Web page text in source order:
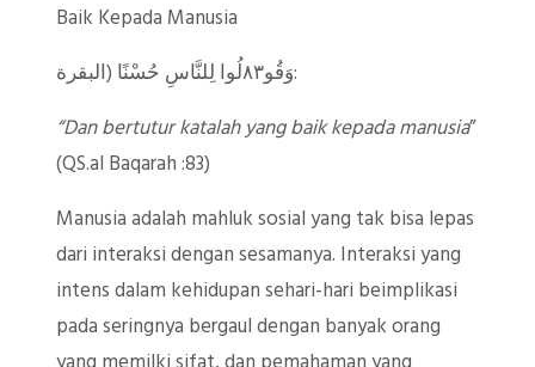
Baik Kepada Manusia
وَقُو٨٣لُوا لِلنَّاسِ حُسْنًا (البقرة:
“Dan bertutur katalah yang baik kepada manusia”
(QS.al Baqarah :83)
Manusia adalah mahluk sosial yang tak bisa lepas
dari interaksi dengan sesamanya. Interaksi yang
intens dalam kehidupan sehari-hari beimplikasi
pada seringnya bergaul dengan banyak orang